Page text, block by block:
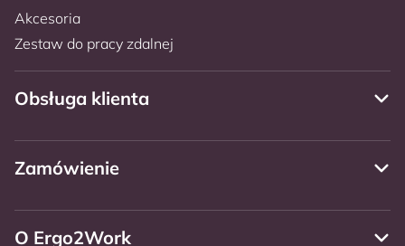
Akcesoria
Zestaw do pracy zdalnej
Obsługa klienta
Zamówienie
O Ergo2Work